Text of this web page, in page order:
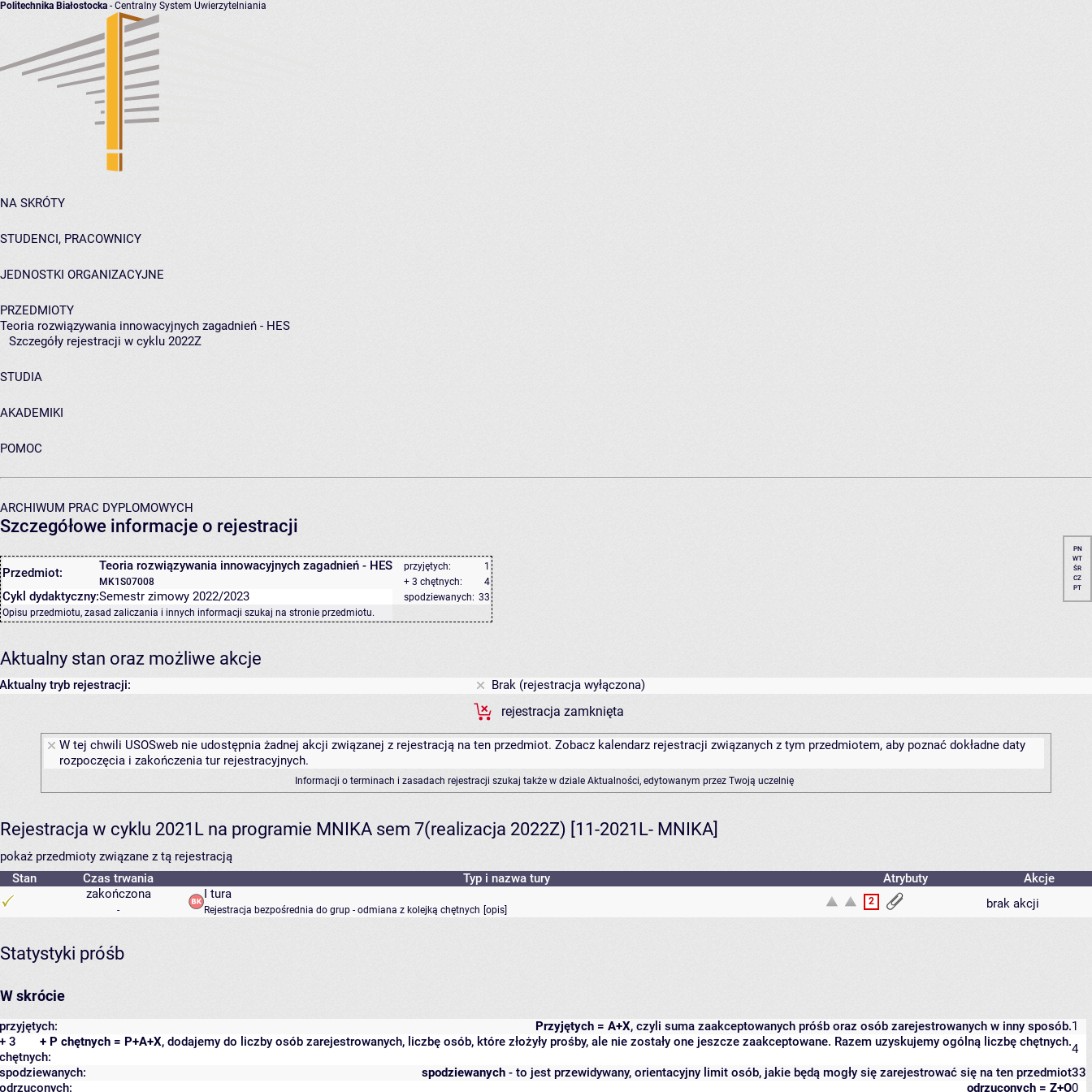
Politechnika Białostocka - Centralny System Uwierzytelniania
NA SKRÓTY
STUDENCI, PRACOWNICY
JEDNOSTKI ORGANIZACYJNE
PRZEDMIOTY
Teoria rozwiązywania innowacyjnych zagadnień - HES
Szczegóły rejestracji w cyklu 2022Z
STUDIA
AKADEMIKI
POMOC
ARCHIWUM PRAC DYPLOMOWYCH
Szczegółowe informacje o rejestracji
Przedmiot: Teoria rozwiązywania innowacyjnych zagadnień - HES
MK1S07008
przyjętych:
1
+ 3 chętnych:
4
spodziewanych: 33
Cykl dydaktyczny:Semestr zimowy 2022/2023
Opisu przedmiotu, zasad zaliczania i innych informacji szukaj na stronie przedmiotu.
PN
WT
ŚR
CZ
PT
Aktualny stan oraz możliwe akcje
Aktualny tryb rejestracji:
Brak (rejestracja wyłączona)
rejestracja zamknięta
W tej chwili USOSweb nie udostępnia żadnej akcji związanej z rejestracją na ten przedmiot. Zobacz kalendarz rejestracji związanych z tym przedmiotem, aby poznać dokładne daty
rozpoczęcia i zakończenia tur rejestracyjnych.
Informacji o terminach i zasadach rejestracji szukaj także w dziale Aktualności, edytowanym przez Twoją uczelnię
Rejestracja w cyklu 2021L na programie MNIKA sem 7(realizacja 2022Z) [11-2021L- MNIKA]
pokaż przedmioty związane z tą rejestracją
Stan
Czas trwania Typ i nazwa tury Atrybuty
Akcje
zakończona
-
I tura
Rejestracja bezpośrednia do grup - odmiana z kolejką chętnych [opis]
2 brak akcji
Statystyki próśb
W skrócie
Przyjętych = A+X, czyli suma zaakceptowanych próśb oraz osób zarejestrowanych w inny sposób.
przyjętych:
1
+ P chętnych = P+A+X, dodajemy do liczby osób zarejestrowanych, liczbę osób, które złożyły prośby, ale nie zostały one jeszcze zaakceptowane. Razem uzyskujemy ogólną liczbę chętnych.
+ 3
chętnych:
4
spodziewanych - to jest przewidywany, orientacyjny limit osób, jakie będą mogły się zarejestrować się na ten przedmiot
spodziewanych:
33
odrzuconych = Z+O
odrzuconych: 0